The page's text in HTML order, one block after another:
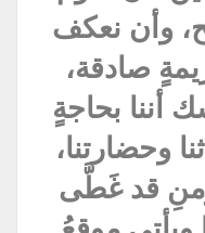
وأن نعكف
صادقة،
أننا بحاجةٍ
وحضارتنا،
قد غَطَّى